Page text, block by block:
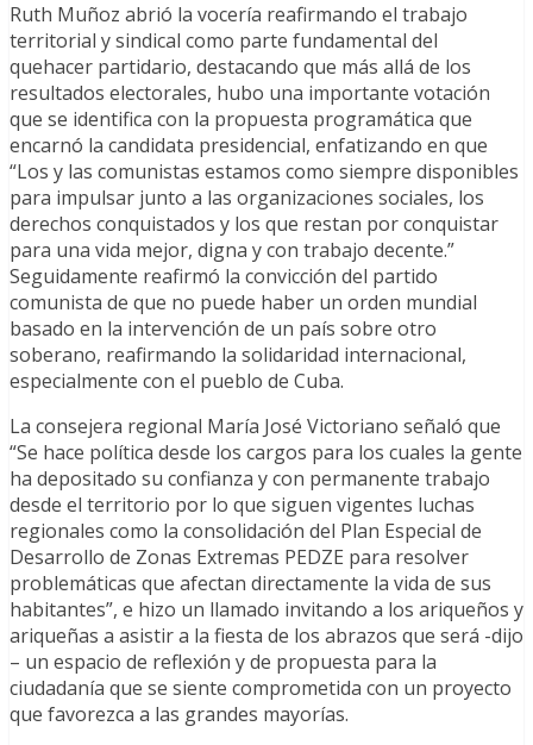
Ruth Muñoz abrió la vocería reafirmando el trabajo
territorial y sindical como parte fundamental del
quehacer partidario, destacando que más allá de los
resultados electorales, hubo una importante votación
que se identifica con la propuesta programática que
encarnó la candidata presidencial, enfatizando en que
“Los y las comunistas estamos como siempre disponibles
para impulsar junto a las organizaciones sociales, los
derechos conquistados y los que restan por conquistar
para una vida mejor, digna y con trabajo decente.”
Seguidamente reafirmó la convicción del partido
comunista de que no puede haber un orden mundial
basado en la intervención de un país sobre otro
soberano, reafirmando la solidaridad internacional,
especialmente con el pueblo de Cuba.
La consejera regional María José Victoriano señaló que
“Se hace política desde los cargos para los cuales la gente
ha depositado su confianza y con permanente trabajo
desde el territorio por lo que siguen vigentes luchas
regionales como la consolidación del Plan Especial de
Desarrollo de Zonas Extremas PEDZE para resolver
problemáticas que afectan directamente la vida de sus
habitantes”, e hizo un llamado invitando a los ariqueños y
ariqueñas a asistir a la fiesta de los abrazos que será -dijo
– un espacio de reflexión y de propuesta para la
ciudadanía que se siente comprometida con un proyecto
que favorezca a las grandes mayorías.